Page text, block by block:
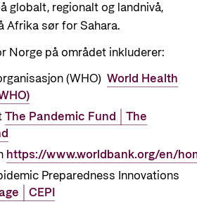
globalt, regionalt og landnivå,
sør for Sahara.
Norge på området inkluderer:
(WHO)World Health
The Pandemic Fund | The
https://www.worldbank.org/en/
Preparedness Innovations
| CEPI